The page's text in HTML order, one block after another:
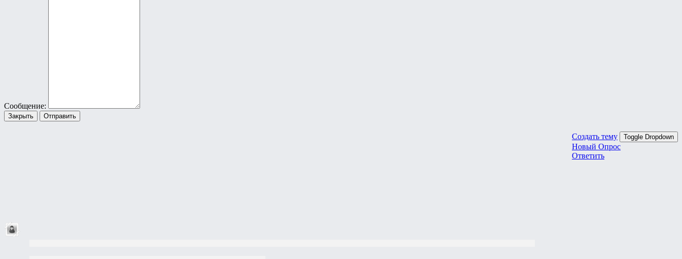
Сообщение:
Закрыть Отправить
Создать тему Toggle Dropdown
Новый Опрос
Ответить